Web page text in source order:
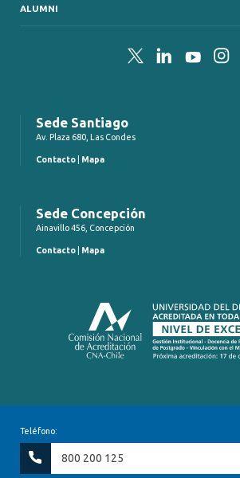
ALUMNI
TwitterLinkedInYouTube
Sede Santiago
Av. Plaza 680, Las Condes
Contacto Mapa
Sede Concepción
Ainavillo 456, Concepción
Contacto Mapa
Teléfono:
800 200 125